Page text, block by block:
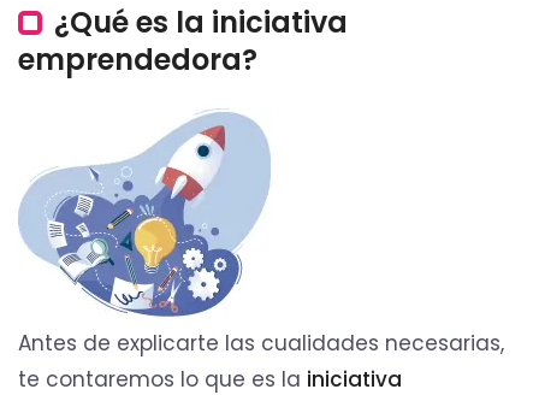
¿Qué es la iniciativa
emprendedora?
Antes de explicarte las cualidades necesarias,
te contaremos lo que es la iniciativa